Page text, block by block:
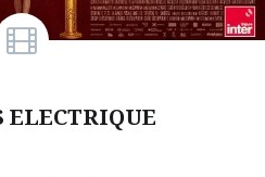
ELECTRIQUE